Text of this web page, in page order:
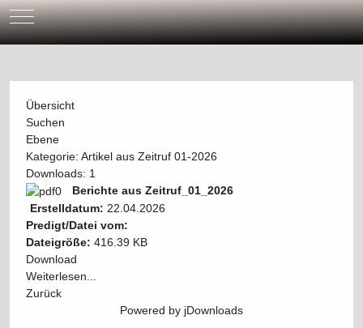
Mobile Menu Toggle
Übersicht
Suchen
Ebene
Kategorie: Artikel aus Zeitruf 01-2026
Downloads: 1
Berichte aus Zeitruf_01_2026
Erstelldatum: 22.04.2026
Predigt/Datei vom:
Dateigröße: 416.39 KB
Download
Weiterlesen...
Zurück
Powered by jDownloads